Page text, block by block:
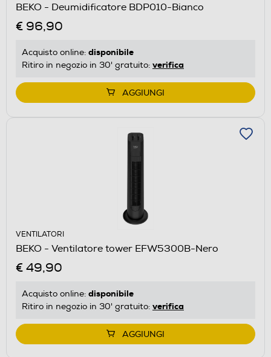
BEKO - Deumidificatore BDP010-Bianco
€ 96,90
Acquisto online: disponibile
Ritiro in negozio in 30' gratuito: verifica
AGGIUNGI
VENTILATORI
BEKO - Ventilatore tower EFW5300B-Nero
€ 49,90
Acquisto online: disponibile
Ritiro in negozio in 30' gratuito: verifica
AGGIUNGI